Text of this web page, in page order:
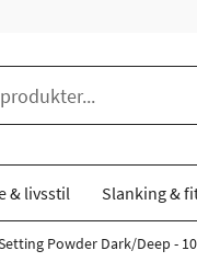
& livsstil Slanking &
Powder Dark/Deep -